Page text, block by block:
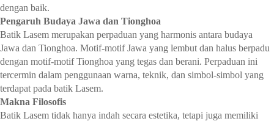
dengan baik.
Pengaruh Budaya Jawa dan Tionghoa
Batik Lasem merupakan perpaduan yang harmonis antara budaya
Jawa dan Tionghoa. Motif-motif Jawa yang lembut dan halus berpadu
dengan motif-motif Tionghoa yang tegas dan berani. Perpaduan ini
tercermin dalam penggunaan warna, teknik, dan simbol-simbol yang
terdapat pada batik Lasem.
Makna Filosofis
Batik Lasem tidak hanya indah secara estetika, tetapi juga memiliki